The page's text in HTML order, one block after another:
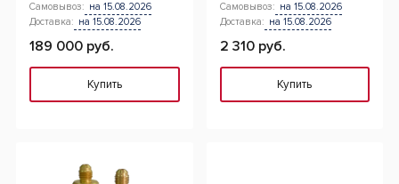
Самовывоз: на 15.08.2026
Доставка: на 15.08.2026
189 000 руб.
Купить
Самовывоз: на 15.08.2026
Доставка: на 15.08.2026
2 310 руб.
Купить